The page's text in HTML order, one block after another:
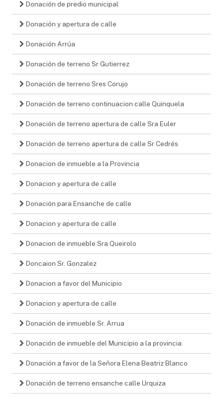
Donación de predio municipal
Donación y apertura de calle
Donación Arrúa
Donación de terreno Sr Gutierrez
Donación de terreno Sres Corujo
Donación de terreno continuacion calle Quinquela
Donación de terreno apertura de calle Sra Euler
Donación de terreno apertura de calle Sr Cedrés
Donacion de inmueble a la Provincia
Donacion y apertura de calle
Donación para Ensanche de calle
Donacion y apertura de calle
Donacion de inmueble Sra Queirolo
Doncaion Sr. Gonzalez
Donacion a favor del Municipio
Donacion y apertura de calle
Donación de inmueble Sr. Arrua
Donación de inmueble del Municipio a la provincia
Donación a favor de la Señora Elena Beatriz Blanco
Donación de terreno ensanche calle Urquiza